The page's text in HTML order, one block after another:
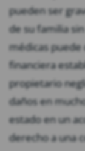
pueden ser
de su familia
médicas
financiera
propietario
daños en
estado en un
derecho a una